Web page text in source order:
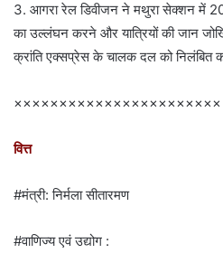
3. आगरा रेल डिवीजन ने मथुरा सेक्शन में 20
का उल्लंघन करने और यात्रियों की जान
क्रांति एक्सप्रेस के चालक दल को निलंबित
×××××××××××××××××××××××
वित्त
#मंत्री: निर्मला सीतारमण
#वाणिज्य एवं उद्योग :